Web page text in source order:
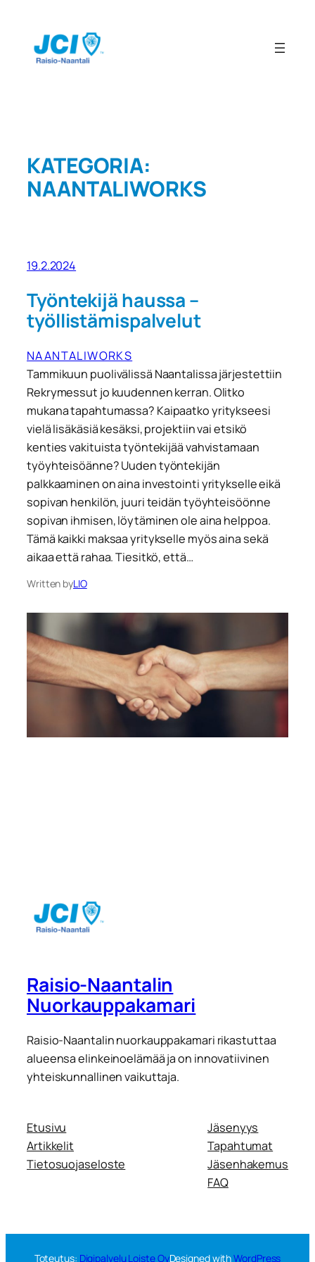
sisältöön
KATEGORIA:
NAANTALIWORKS
19.2.2024
Työntekijä haussa –
työllistämispalvelut
NAANTALIWORKS
Tammikuun puolivälissä Naantalissa järjestettiin
Rekrymessut jo kuudennen kerran. Olitko
mukana tapahtumassa? Kaipaatko yritykseesi
vielä lisäkäsiä kesäksi, projektiin vai etsikö
kenties vakituista työntekijää vahvistamaan
työyhteisöänne? Uuden työntekijän
palkkaaminen on aina investointi yritykselle eikä
sopivan henkilön, juuri teidän työyhteisöönne
sopivan ihmisen, löytäminen ole aina helppoa.
Tämä kaikki maksaa yritykselle myös aina sekä
aikaa että rahaa. Tiesitkö, että…
Written byLIO
Raisio-Naantalin
Nuorkauppakamari
Raisio-Naantalin nuorkauppakamari rikastuttaa
alueensa elinkeinoelämää ja on innovatiivinen
yhteiskunnallinen vaikuttaja.
Etusivu
Artikkelit
Tietosuojaseloste
Jäsenyys
Tapahtumat
Jäsenhakemus
FAQ
Toteutus: Digipalvelu Loiste OyDesigned withWordPress